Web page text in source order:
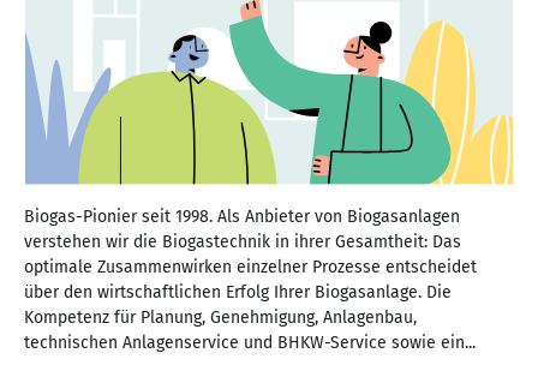
Biogas-Pionier seit 1998. Als Anbieter von Biogasanlagen
verstehen wir die Biogastechnik in ihrer Gesamtheit: Das
optimale Zusammenwirken einzelner Prozesse entscheidet
über den wirtschaftlichen Erfolg Ihrer Biogasanlage. Die
Kompetenz für Planung, Genehmigung, Anlagenbau,
technischen Anlagenservice und BHKW-Service sowie ein...